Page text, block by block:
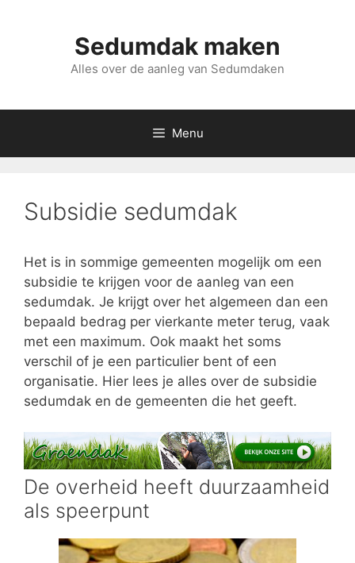
Sedumdak maken
Alles over de aanleg van Sedumdaken
Menu
Subsidie sedumdak
Het is in sommige gemeenten mogelijk om een
subsidie te krijgen voor de aanleg van een
sedumdak. Je krijgt over het algemeen dan een
bepaald bedrag per vierkante meter terug, vaak
met een maximum. Ook maakt het soms
verschil of je een particulier bent of een
organisatie. Hier lees je alles over de subsidie
sedumdak en de gemeenten die het geeft.
De overheid heeft duurzaamheid
als speerpunt